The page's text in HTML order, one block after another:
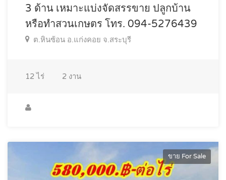
3 ด้าน เหมาะแบ่งจัดสรรขาย ปลูกบ้าน
หรือทำสวนเกษตร โทร. 094-5276439
ต.หินซ้อน อ.แก่งคอย จ.สระบุรี
12 ไร่ 2 งาน
ขาย For Sale